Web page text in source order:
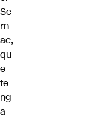
Se
rn
ac,
qu
e
te
ng
a